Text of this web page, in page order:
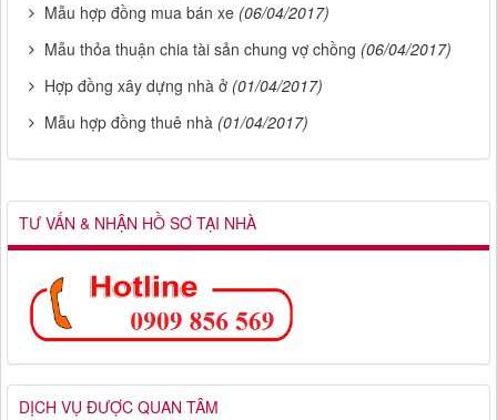
Mẫu hợp đồng mua bán xe (06/04/2017)
Mẫu thỏa thuận chia tài sản chung vợ chồng (06/04/2017)
Hợp đồng xây dựng nhà ở (01/04/2017)
Mẫu hợp đồng thuê nhà (01/04/2017)
TƯ VẤN & NHẬN HỒ SƠ TẠI NHÀ
DỊCH VỤ ĐƯỢC QUAN TÂM